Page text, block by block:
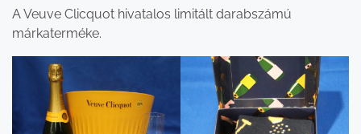
A Veuve Clicquot hivatalos limitált darabszámú
márkaterméke.